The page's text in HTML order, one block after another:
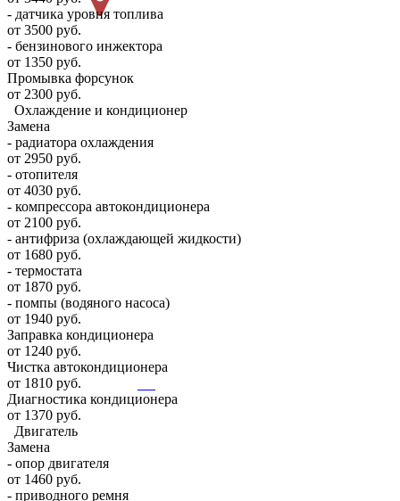
- датчика уровня топлива
от 3500 руб.
- бензинового инжектора
от 1350 руб.
Промывка форсунок
от 2300 руб.
Охлаждение и кондиционер
Замена
- радиатора охлаждения
от 2950 руб.
- отопителя
от 4030 руб.
- компрессора автокондиционера
от 2100 руб.
- антифриза (охлаждающей жидкости)
от 1680 руб.
- термостата
от 1870 руб.
- помпы (водяного насоса)
от 1940 руб.
Заправка кондиционера
от 1240 руб.
Чистка автокондиционера
от 1810 руб.
Диагностика кондиционера
от 1370 руб.
Двигатель
Замена
- опор двигателя
от 1460 руб.
- приводного ремня